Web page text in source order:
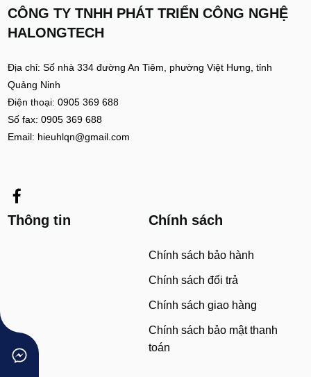
CÔNG TY TNHH PHÁT TRIỂN CÔNG NGHỆ
HALONGTECH
Địa chỉ: Số nhà 334 đường An Tiêm, phường Việt Hưng, tỉnh
Quảng Ninh
Điện thoại: 0905 369 688
Số fax: 0905 369 688
Email: hieuhlqn@gmail.com
Thông tin Chính sách
Chính sách bảo hành
Chính sách đổi trả
Chính sách giao hàng
Chính sách bảo mật thanh
toán